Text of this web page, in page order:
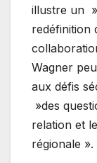
illustre un
redéfinition
Wagner
aux défis
»des
relation et
régionale ».